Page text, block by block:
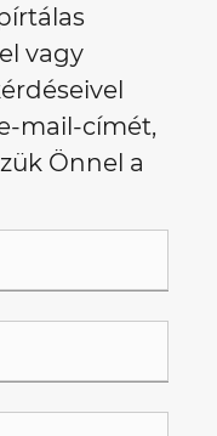
vagy
mail-címét,
Önnel a